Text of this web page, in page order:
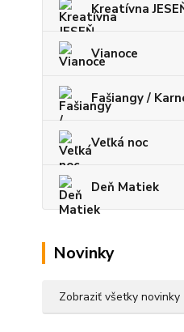
Kreatívna
Vianoce
Fašiangy /
Veľká noc
Deň Matiek
Novinky
Zobraziť všetky novinky